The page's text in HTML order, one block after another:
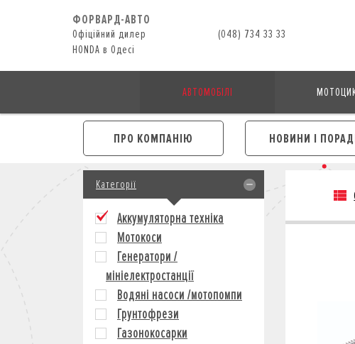
ФОРВАРД-АВТО
Офіційний дилер
HONDA в Одесі
(048) 734 33 33
АВТОМОБІЛІ
ПРО КОМПАНІЮ НОВИНИ І
Категорії
Аккумуляторна техніка
Мотокоси
Генератори /
мініелектростанції
Водяні насоси /мотопомпи
Грунтофрези
Газонокосарки